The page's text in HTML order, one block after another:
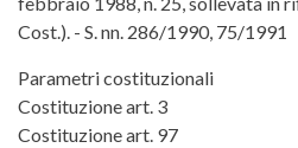
Cost.). - S. nn. 286/1990, 75/1991
Parametri costituzionali
Costituzione art. 3
Costituzione art. 97